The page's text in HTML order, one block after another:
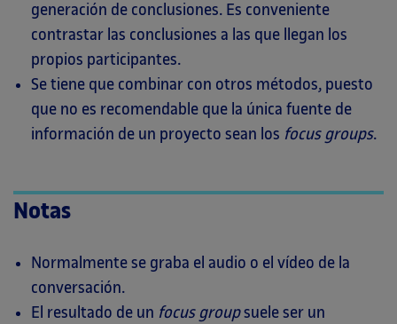
generación de conclusiones. Es conveniente
contrastar las conclusiones a las que llegan los
propios participantes.
Se tiene que combinar con otros métodos, puesto
que no es recomendable que la única fuente de
información de un proyecto sean los focus groups.
Notas
Normalmente se graba el audio o el vídeo de la
conversación.
El resultado de un focus groupsuele ser un